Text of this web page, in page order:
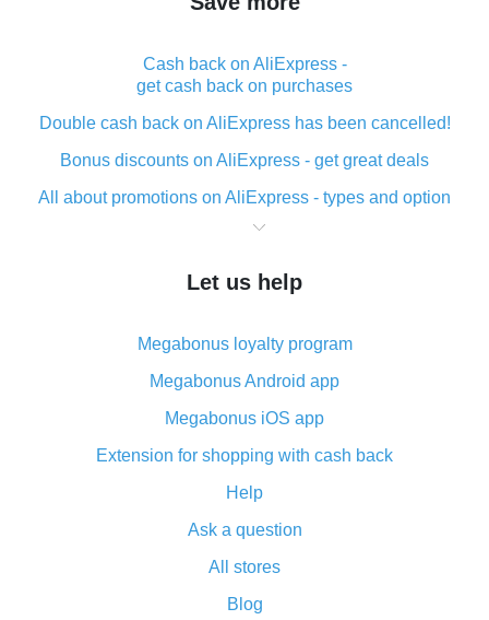
Cash back on AliExpress -
get cash back on purchases
Double cash back on AliExpress has been cancelled!
Bonus discounts on AliExpress - get great deals
All about promotions on AliExpress - types and option
What is cash back when making purchases on
The best place to download cash back for AliExpress
What is the AliExpress cash back plugin and what are
its advantages
Cash back from the AliExpress mobile app -
advantages of the plugin
Double cash back on AliExpress has been cancelled!
How to use cash back on AliExpress - short manual
All about how cash back works on AliExpress
and what it does
Let us help
Megabonus loyalty program
Megabonus Android app
Megabonus iOS app
Extension for shopping with cash back
Help
Ask a question
All stores
Blog